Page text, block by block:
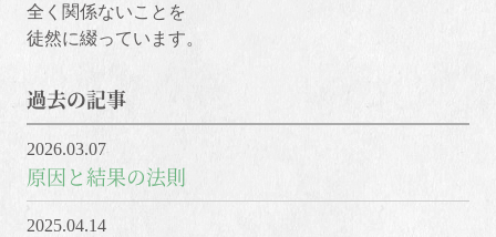
全く関係ないことを
徒然に綴っています。
過去の記事
2026.03.07
原因と結果の法則
2025.04.14